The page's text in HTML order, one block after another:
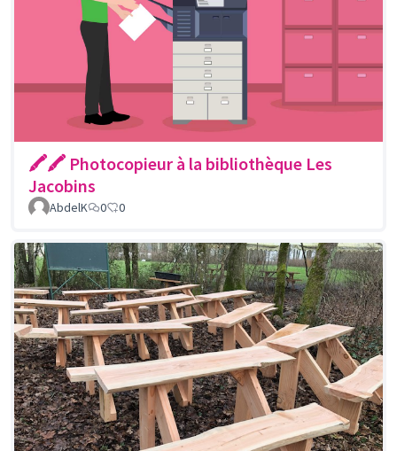
🖍🖍 Photocopieur à la bibliothèque Les
Jacobins
AbdelK 0 0